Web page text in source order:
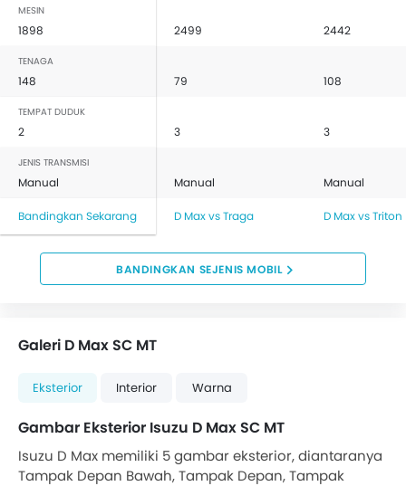
MESIN
1898 2499 2442
TENAGA
148 79 108
TEMPAT DUDUK
2 3 3
JENIS TRANSMISI
Manual Manual Manual
Bandingkan Sekarang D Max vs Traga D Max vs Triton
BANDINGKAN SEJENIS MOBIL
Galeri D Max SC MT
Eksterior Interior Warna
Gambar Eksterior Isuzu D Max SC MT
Isuzu D Max memiliki 5 gambar eksterior, diantaranya
Tampak Depan Bawah, Tampak Depan, Tampak